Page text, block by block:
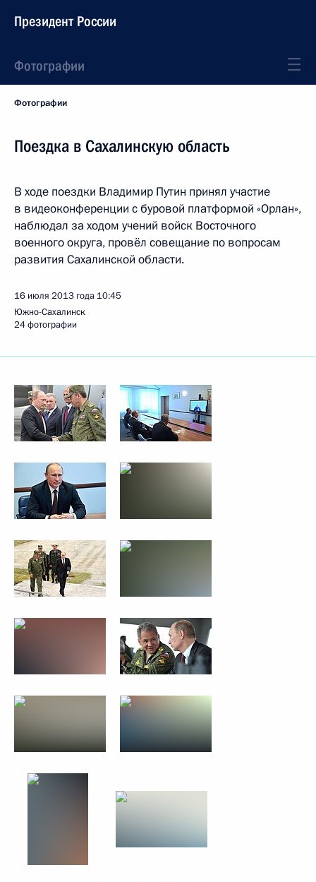
Президент России
Фотографии
Фотографии
Поездка в Сахалинскую область
В ходе поездки Владимир Путин принял участие
в видеоконференции с буровой платформой «Орлан»,
наблюдал за ходом учений войск Восточного
военного округа, провёл совещание по вопросам
развития Сахалинской области.
16 июля 2013 года 10:45
Южно-Сахалинск
24 фотографии